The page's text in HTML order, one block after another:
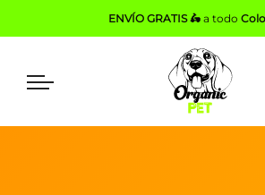
ENVÍO GRATIS 🛵a todo